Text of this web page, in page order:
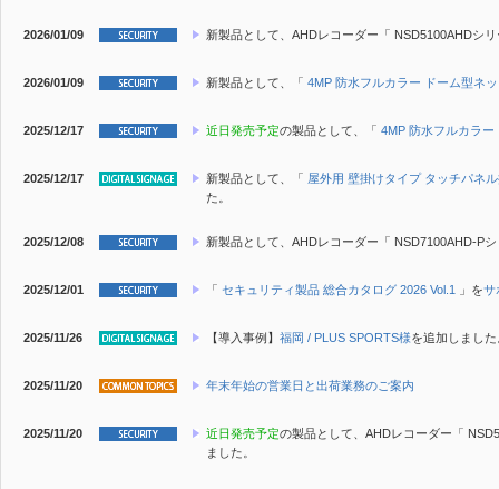
2026/01/09 新製品として、AHDレコーダー「 NSD5100AHDシ
2026/01/09 新製品として、「 4MP 防水フルカラー ドーム型ネ
2025/12/17 近日発売予定の製品として、「 4MP 防水フルカラ
2025/12/17 新製品として、「 屋外用 壁掛けタイプ タッチパネ
た。
2025/12/08 新製品として、AHDレコーダー「 NSD7100AHD-P
2025/12/01 「 セキュリティ製品 総合カタログ 2026 Vol.1 」をサ
2025/11/26 【導入事例】 福岡 / PLUS SPORTS様を追加しました
2025/11/20 年末年始の営業日と出荷業務のご案内
2025/11/20 近日発売予定の製品として、AHDレコーダー「
ました。